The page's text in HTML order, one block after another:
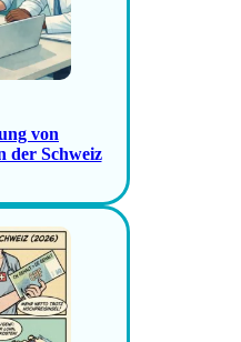
von
der Schweiz